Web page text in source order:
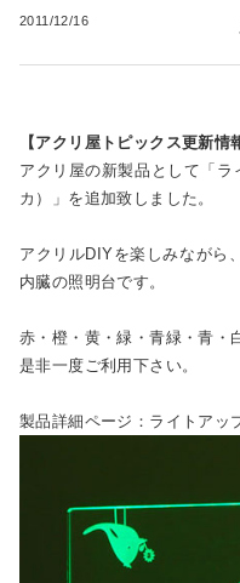
2011/12/16
【アクリ屋トピックス更新情
アクリ屋の新製品として「
カ）」を追加致しました。
アクリルDIYを楽しみながら
内臓の照明台です。
赤・橙・黄・緑・青緑・青・
是非一度ご利用下さい。
製品詳細ページ：ライトアッ